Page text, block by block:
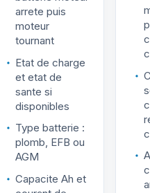
arrete puis
moteur
tournant
Etat de charge
et etat de
sante si
disponibles
Type batterie :
plomb, EFB ou
AGM
Capacite Ah et